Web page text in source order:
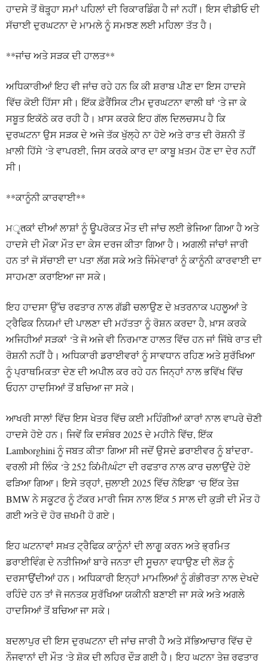
ਹਾਦਸੇ ਤੋਂ ਥੋੜ੍ਹ੍ਹਾ ਸਮਾਂ ਪਹਿਲਾਂ ਦੀ ਰਿਕਾਰਡਿੰਗ ਹੈ ਜਾਂ ਨਹੀਂ। ਇਸ ਵੀਡੀਓ ਦੀ
ਸੱਚਾਈ ਦੁਰਘਟਨਾ ਦੇ ਮਾਮਲੇ ਨੂੰ ਸਮਝਣ ਲਈ ਮਹਿਲਾ ਤੱਤ ਹੈ।
**ਜਾਂਚ ਅਤੇ ਸੜਕ ਦੀ ਹਾਲਤ**
ਅਧਿਕਾਰੀਆਂ ਇਹ ਵੀ ਜਾਂਚ ਰਹੇ ਹਨ ਕਿ ਕੀ ਸ਼ਰਾਬ ਪੀਣ ਦਾ ਇਸ ਹਾਦਸੇ
ਵਿੱਚ ਕੋਈ ਹਿੱਸਾ ਸੀ। ਇੱਕ ਫ਼ੋਰੈਂਸਿਕ ਟੀਮ ਦੁਰਘਟਨਾ ਵਾਲੀ ਥਾਂ ‘ਤੇ ਜਾ ਕੇ
ਸਬੂਤ ਇਕੱਠੇ ਕਰ ਰਹੀ ਹੈ। ਖ਼ਾਸ ਕਰਕੇ ਇਹ ਗੱਲ ਦਿਲਚਸਪ ਹੈ ਕਿ
ਦੁਰਘਟਨਾ ਉਸ ਸੜਕ ਦੇ ਅਜੇ ਤੱਕ ਖੁੱਲ੍ਹੇ ਨਾ ਹੋਏ ਅਤੇ ਰਾਤ ਦੀ ਰੋਸ਼ਨੀ ਤੋਂ
ਖ਼ਾਲੀ ਹਿੱਸੇ ‘ਤੇ ਵਾਪਰਈ, ਜਿਸ ਕਰਕੇ ਕਾਰ ਦਾ ਕਾਬੂ ਖ਼ਤਮ ਹੋਣ ਦਾ ਦੇਰ ਨਹੀਂ
ਸੀ।
**ਕਾਨੂੰਨੀ ਕਾਰਵਾਈ**
ਮृतਕਾਂ ਦੀਆਂ ਲਾਸ਼ਾਂ ਨੂੰ ਊਪਰੋਕਤ ਮੌਤ ਦੀ ਜਾਂਚ ਲਈ ਭੇਜਿਆ ਗਿਆ ਹੈ ਅਤੇ
ਹਾਦਸੇ ਦੀ ਮੌਕਾ ਮੌਤ ਦਾ ਕੇਸ ਦਰਜ ਕੀਤਾ ਗਿਆ ਹੈ। ਅਗਲੀ ਜਾਂਚਾਂ ਜਾਰੀ
ਹਨ ਤਾਂ ਜੋ ਸੱਚਾਈ ਦਾ ਪਤਾ ਲੱਗ ਸਕੇ ਅਤੇ ਜਿੰਮੇਵਾਰਾਂ ਨੂੰ ਕਾਨੂੰਨੀ ਕਾਰਵਾਈ ਦਾ
ਸਾਹਮਣਾ ਕਰਾਇਆ ਜਾ ਸਕੇ।
ਇਹ ਹਾਦਸਾ ਉੱਚ ਰਫਤਾਰ ਨਾਲ ਗੱਡੀ ਚਲਾਉਣ ਦੇ ਖ਼ਤਰਨਾਕ ਪਹਲੂਆਂ ਤੇ
ਟ੍ਰੈਫਿਕ ਨਿਯਮਾਂ ਦੀ ਪਾਲਣਾ ਦੀ ਮਹੱਤਤਾ ਨੂੰ ਰੋਸ਼ਨ ਕਰਦਾ ਹੈ, ਖ਼ਾਸ ਕਰਕੇ
ਅਜਿਹੀਆਂ ਸੜਕਾਂ ‘ਤੇ ਜੋ ਅਜੇ ਵੀ ਨਿਰਮਾਣ ਹਾਲਤ ਵਿੱਚ ਹਨ ਜਾਂ ਜਿੱਥੇ ਰਾਤ ਦੀ
ਰੋਸ਼ਨੀ ਨਹੀਂ ਹੈ। ਅਧਿਕਾਰੀ ਡਰਾਈਵਰਾਂ ਨੂੰ ਸਾਵਧਾਨ ਰਹਿਣ ਅਤੇ ਸੁਰੱਖਿਆ
ਨੂੰ ਪ੍ਰਾਥਮਿਕਤਾ ਦੇਣ ਦੀ ਅਪੀਲ ਕਰ ਰਹੇ ਹਨ ਜਿਨ੍ਹਾਂ ਨਾਲ ਭਵਿੱਖ ਵਿੱਚ
ਓਹਨਾ ਹਾਦਸਿਆਂ ਤੋਂ ਬਚਿਆ ਜਾ ਸਕੇ।
ਆਖਰੀ ਸਾਲਾਂ ਵਿੱਚ ਇਸ ਖੇਤਰ ਵਿੱਚ ਕਈ ਮਹਿੰਗੀਆਂ ਕਾਰਾਂ ਨਾਲ ਵਾਪਰੇ ਚੋਣੀ
ਹਾਦਸੇ ਹੋਏ ਹਨ। ਜਿਵੇਂ ਕਿ ਦਸੰਬਰ 2025 ਦੇ ਮਹੀਨੇ ਵਿੱਚ, ਇੱਕ
Lamborghini ਨੂੰ ਜਬਤ ਕੀਤਾ ਗਿਆ ਸੀ ਜਦੋਂ ਉਸਦੇ ਡਰਾਈਵਰ ਨੂੰ ਬਾਂਦਰਾ-
ਵਰਲੀ ਸੀ ਲਿੰਕ ‘ਤੇ 252 ਕਿਂਮੀ/ਘੰਟਾ ਦੀ ਰਫਤਾਰ ਨਾਲ ਕਾਰ ਚਲਾਉਂਦੇ ਹੋਏ
ਫੜਿਆ ਗਿਆ। ਇਸੇ ਤਰ੍ਹਾਂ, ਜੁਲਾਈ 2025 ਵਿੱਚ ਨੋਇਡਾ ‘ਚ ਇੱਕ ਤੇਜ਼
BMW ਨੇ ਸਕੂਟਰ ਨੂੰ ਟੱਕਰ ਮਾਰੀ ਜਿਸ ਨਾਲ ਇੱਕ 5 ਸਾਲ ਦੀ ਕੁੜੀ ਦੀ ਮੌਤ ਹੋ
ਗਈ ਅਤੇ ਦੋ ਹੋਰ ਜ਼ਖਮੀ ਹੋ ਗਏ।
ਇਹ ਘਟਨਾਵਾਂ ਸਖ਼ਤ ਟ੍ਰੈਫਿਕ ਕਾਨੂੰਨਾਂ ਦੀ ਲਾਗੂ ਕਰਨ ਅਤੇ ਭ੍ਰਮਿਤ
ਡਰਾਈਵਿੰਗ ਦੇ ਨਤੀਜਿਆਂ ਬਾਰੇ ਜਨਤਾ ਦੀ ਸੂਚਨਾ ਵਧਾਉਣ ਦੀ ਲੋੜ ਨੂੰ
ਦਰਸਾਉਂਦੀਆਂ ਹਨ। ਅਧਿਕਾਰੀ ਇਨ੍ਹਾਂ ਮਾਮਲਿਆਂ ਨੂੰ ਗੰਭੀਰਤਾ ਨਾਲ ਦੇਖਦੇ
ਰਹਿੰਦੇ ਹਨ ਤਾਂ ਜੋ ਜਨਤਕ ਸੁਰੱਖਿਆ ਯਕੀਨੀ ਬਣਾਈ ਜਾ ਸਕੇ ਅਤੇ ਅਗਲੇ
ਹਾਦਸਿਆਂ ਤੋਂ ਬਚਿਆ ਜਾ ਸਕੇ।
ਬਦਲਾਪੁਰ ਦੀ ਇਸ ਦੁਰਘਟਨਾ ਦੀ ਜਾਂਚ ਜਾਰੀ ਹੈ ਅਤੇ ਸੱਭਿਆਚਾਰ ਵਿੱਚ ਦੋ
ਨੌਜਵਾਨਾਂ ਦੀ ਮੌਤ ‘ਤੇ ਸ਼ੋਕ ਦੀ ਲਹਿਰ ਦੌੜ ਗਈ ਹੈ। ਇਹ ਘਟਨਾ ਤੇਜ਼ ਰਫਤਾਰ